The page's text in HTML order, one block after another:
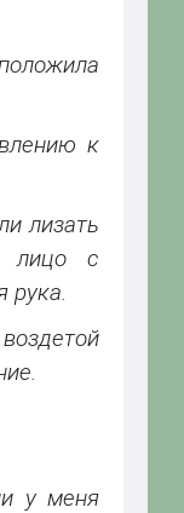
к
лизать
лицо с
рука.
у меня